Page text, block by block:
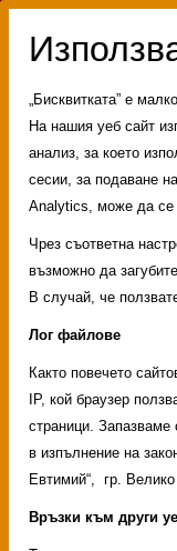
Свободни
ИНОВАЦИЯ
„Бисквитката” е
На нашия уеб сайт
анализ, за което
сесии, за подаване
Analytics, може да
Чрез съответна
възможно да
В случай, че
Лог файлове
Както повечето
IP, кой браузер
страници. Запазваме
в изпълнение на
Евтимий“, гр.
Връзки към други